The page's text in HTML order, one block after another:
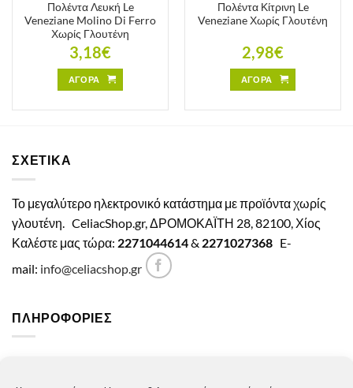
Πολέντα Λευκή Le
Veneziane Molino Di Ferro
Χωρίς Γλουτένη
3,18€
ΑΓΟΡΑ
Πολέντα Κίτρινη Le
Veneziane Χωρίς Γλουτένη
2,98€
ΑΓΟΡΑ
ΣΧΕΤΙΚΑ
Το μεγαλύτερο ηλεκτρονικό κατάστημα με προϊόντα χωρίς
γλουτένη. CeliacShop.gr, ΔΡΟΜΟΚΑΪΤΗ 28, 82100, Χίος
Καλέστε μας τώρα: 2271044614& 2271027368 E-
mail: info@celiacshop.gr
ΠΛΗΡΟΦΟΡΙΕΣ